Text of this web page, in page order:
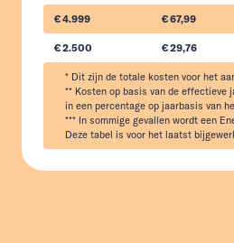
€ 4.999 € 67,99
€ 2.500 € 29,76
* Dit zijn de totale kosten voor het
** Kosten op basis van de effectieve
in een percentage op jaarbasis van
*** In sommige gevallen wordt een
Deze tabel is voor het laatst